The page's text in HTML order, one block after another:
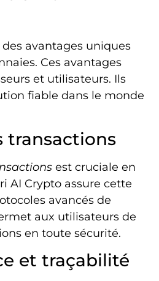
avantages uniques
Ces avantages
et utilisateurs. Ils
fiable dans le monde
transactions
est cruciale en
AI Crypto assure cette
avancés de
aux utilisateurs de
en toute sécurité.
et traçabilité